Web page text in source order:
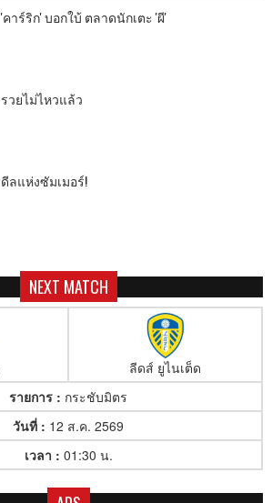
'คาร์ริก' บอกใบ้ ตลาดนักเตะ 'ผี'
รวยไม่ไหวแล้ว
ดีลแห่งซัมเมอร์!
NEXT MATCH
ลีดส์ ยูไนเต็ด
รายการ : กระชับมิตร
วันที่ : 12 ส.ค. 2569
เวลา : 01:30 น.